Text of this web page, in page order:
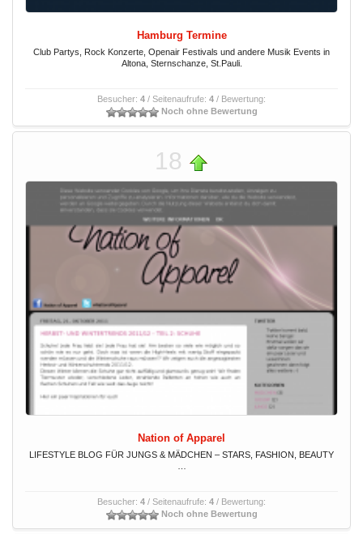
Hamburg Termine
Club Partys, Rock Konzerte, Openair Festivals und andere Musik Events in
Altona, Sternschanze, St.Pauli.
Besucher: 4 / Seitenaufrufe: 4 / Bewertung:
Noch ohne Bewertung
18
Nation of Apparel
LIFESTYLE BLOG FÜR JUNGS & MÄDCHEN – STARS, FASHION, BEAUTY
Besucher: 4 / Seitenaufrufe: 4 / Bewertung:
Noch ohne Bewertung